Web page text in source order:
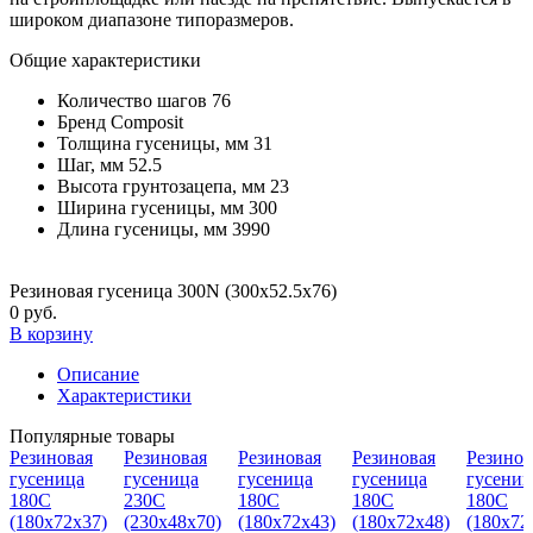
широком диапазоне типоразмеров.
Общие характеристики
Количество шагов 76
Бренд Composit
Толщина гусеницы, мм 31
Шаг, мм 52.5
Высота грунтозацепа, мм 23
Ширина гусеницы, мм 300
Длина гусеницы, мм 3990
Резиновая гусеница 300N (300х52.5х76)
0 руб.
В корзину
Описание
Характеристики
Популярные товары
Резиновая
гусеница
180С
(180х72х37)
Резиновая
гусеница
230C
(230х48х70)
Резиновая
гусеница
180С
(180х72х43)
Резиновая
гусеница
180С
(180х72х48)
180С